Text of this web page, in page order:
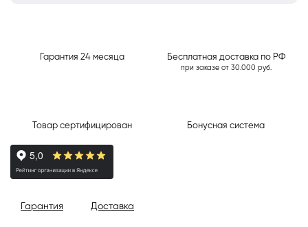
Гарантия 24 месяца Бесплатная доставка по РФ
при заказе от 30.000 руб.
Товар сертифицирован Бонусная система
Гарантия Доставка